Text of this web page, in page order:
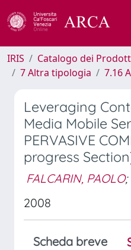
IRIS
Catalogo dei
7 Altra tipologia
7.16
Leveraging
Media Mobile
PERVASIVE
progress
FALCARIN, PAOLO;
2008
Scheda breve